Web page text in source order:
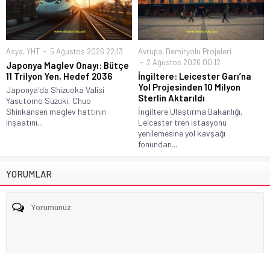
Asya, YHT 5 Ağustos 2026 22:13
Japonya Maglev Onayı: Bütçe
11 Trilyon Yen, Hedef 2036
Japonya'da Shizuoka Valisi
Yasutomo Suzuki, Chuo
Shinkansen maglev hattının
inşaatını...
Avrupa, Demiryolu Projeleri
2 Ağustos 2026 00:12
İngiltere: Leicester Garı’na
Yol Projesinden 10 Milyon
Sterlin Aktarıldı
İngiltere Ulaştırma Bakanlığı,
Leicester tren istasyonu
yenilemesine yol kavşağı
fonundan...
YORUMLAR